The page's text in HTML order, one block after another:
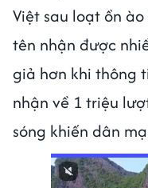
Việt sau loạt ồn
tên nhận được
giả hơn khi thông
nhận về 1 triệu
sóng khiến dân